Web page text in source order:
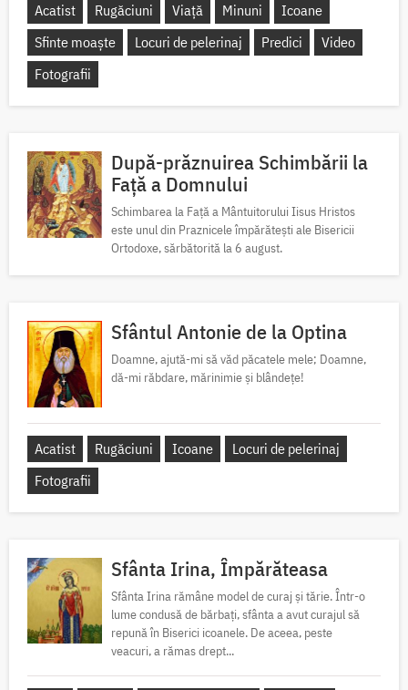
Acatist Rugăciuni Viață Minuni
Icoane
Sfinte moaște
Locuri de pelerinaj Predici
Video
Fotografii
După-prăznuirea Schimbării la
Față a Domnului
Schimbarea la Față a Mântuitorului Iisus Hristos
este unul din Praznicele împărătești ale Bisericii
Ortodoxe, sărbătorită la 6 august.
Sfântul Antonie de la Optina
Doamne, ajută-mi să văd păcatele mele; Doamne,
dă-mi răbdare, mărinimie şi blândeţe!
Acatist Rugăciuni Icoane
Locuri de pelerinaj
Fotografii
Sfânta Irina, Împărăteasa
Sfânta Irina rămâne model de curaj și tărie. Într-o
lume condusă de bărbați, sfânta a avut curajul să
repună în Biserici icoanele. De aceea, peste
veacuri, a rămas drept...